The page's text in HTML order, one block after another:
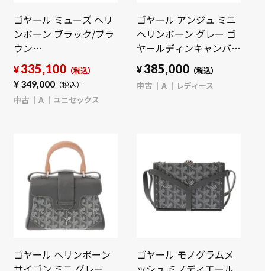
ゴヤール ミューズ ヘリ
ンボーン ブラック/ブラ
ウン
MUSEVAPMLTY01CL01P
ゴヤールディンキャンバ
ス/セルヴォンカーフ ユ
ニセックス バッグ 【中
¥349,000（税込）
¥ 335,100 （税込）
中古 A ユニセックス
ゴヤール アンジュ ミニ
ヘリンボーン グレー ゴ
ヤールディンキャンバ
ス/シュヴロッシュカー
フ レディース バッグ
【中古】【bag】
¥ 385,000 （税込）
中古 A レディース
ゴヤール ヘリンボーン
ゴヤール モノグラムメ